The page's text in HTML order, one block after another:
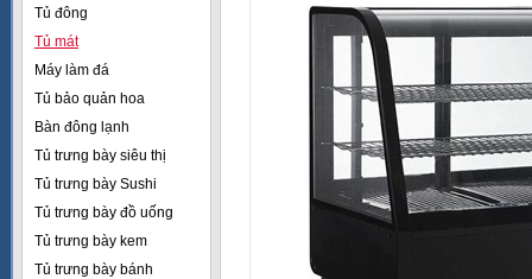
Tủ đông
Tủ mát
Máy làm đá
Tủ bảo quản hoa
Bàn đông lạnh
Tủ trưng bày siêu thị
Tủ trưng bày Sushi
Tủ trưng bày đồ uống
Tủ trưng bày kem
Tủ trưng bày bánh